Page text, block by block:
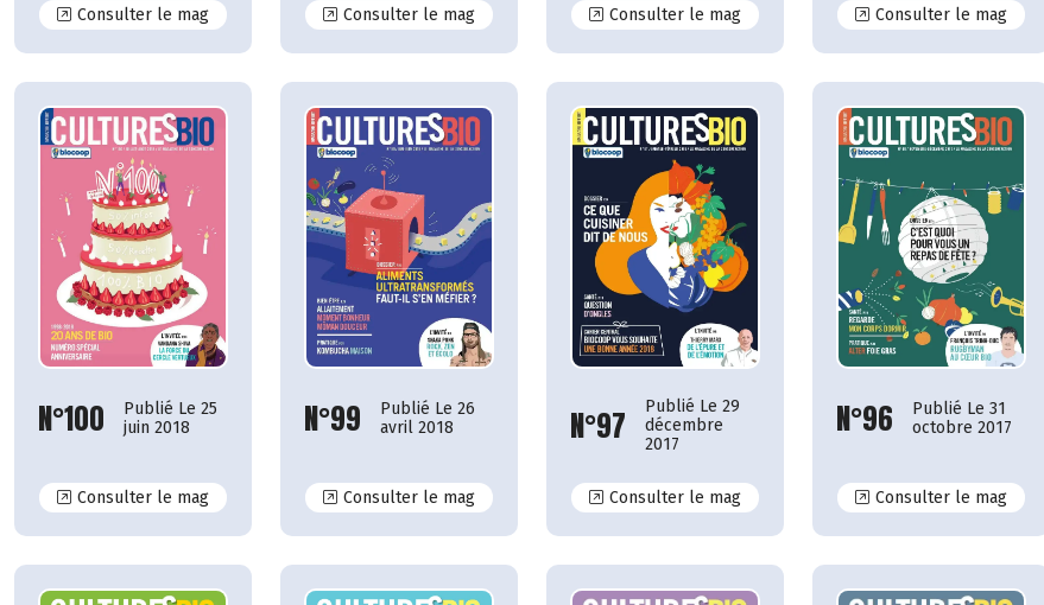
Consulter le magN°106 Consulter le magN°105 Consulter le magN°104 Consulter le magN°103
N°100
Publié Le 25
juin 2018
Consulter le magN°100
N°99
Publié Le 26
avril 2018
Consulter le magN°99
N°97
Publié Le 29
décembre
2017
Consulter le magN°97
N°96
Publié Le 31
octobre 2017
Consulter le magN°96